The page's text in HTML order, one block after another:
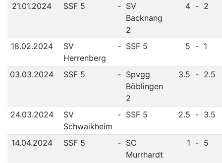
21.01.2024 SSF 5 - SV
Backnang
2
4 - 2
18.02.2024
SV
Herrenberg
- SSF 5 5 - 1
03.03.2024 SSF 5 - Spvgg
Böblingen
2
3.5 - 2.5
24.03.2024
SV
Schwaikheim
- SSF 5 2.5 - 3.5
14.04.2024 SSF 5 - SC
Murrhardt
1 - 5